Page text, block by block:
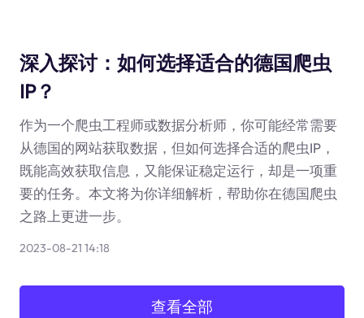
深入探讨：如何选择适合的德国爬虫
IP？
作为一个爬虫工程师或数据分析师，你可能经常需要
从德国的网站获取数据，但如何选择合适的爬虫IP，
既能高效获取信息，又能保证稳定运行，却是一项重
要的任务。本文将为你详细解析，帮助你在德国爬虫
之路上更进一步。
2023-08-21 14:18
查看全部